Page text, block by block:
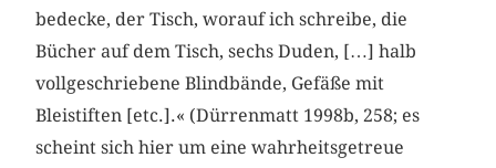
bedecke, der Tisch, worauf ich schreibe, die
Bücher auf dem Tisch, sechs Duden, […] halb
vollgeschriebene Blindbände, Gefäße mit
Bleistiften [etc.].« (Dürrenmatt 1998b, 258; es
scheint sich hier um eine wahrheitsgetreue